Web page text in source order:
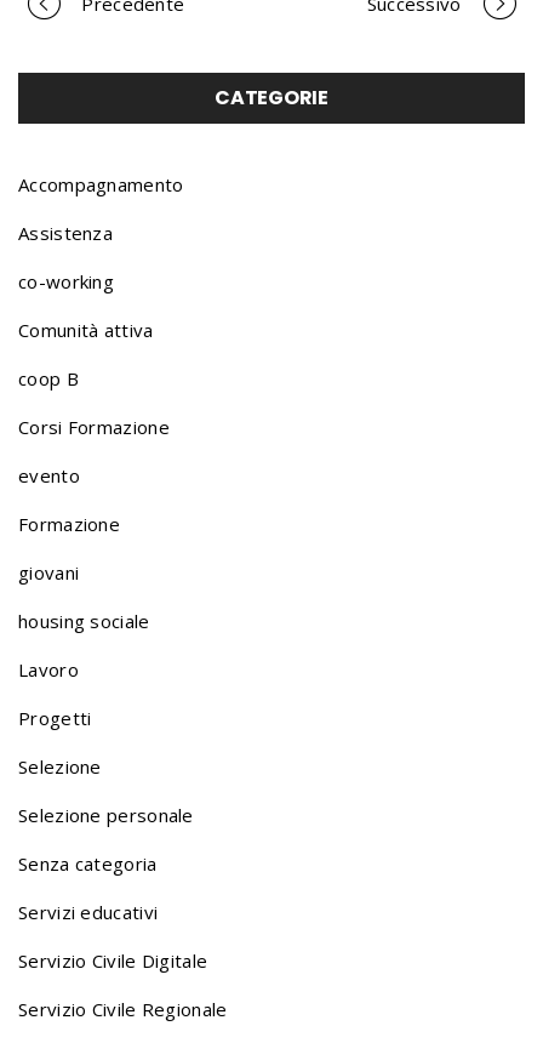
P
o
r
t
f
o
o
n
a
v
CATEGORIE
Accompagnamento
Assistenza
co-working
Comunità attiva
coop B
Corsi Formazione
evento
Formazione
giovani
housing sociale
Lavoro
Progetti
Selezione
Selezione personale
Senza categoria
Servizi educativi
Servizio Civile Digitale
Servizio Civile Regionale